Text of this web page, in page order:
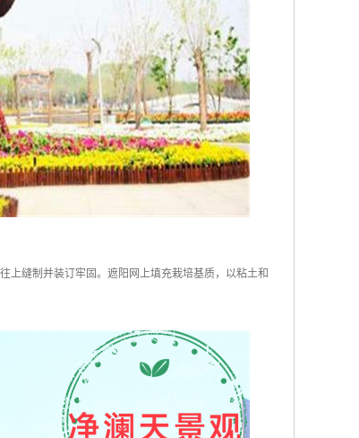
上缝制并装订牢固。遮阳网上填充栽培基质，以粘土和